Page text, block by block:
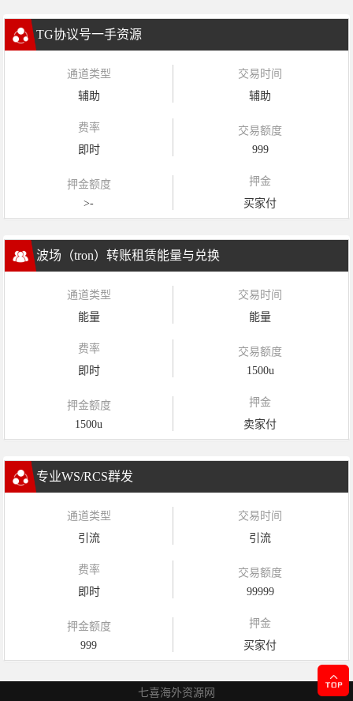
TG协议号一手资源
通道类型
辅助
交易时间
辅助
费率
即时
交易额度
999
押金额度
>-
押金
买家付
波场（tron）转账租赁能量与兑换
通道类型
能量
交易时间
能量
费率
即时
交易额度
1500u
押金额度
1500u
押金
卖家付
专业WS/RCS群发
通道类型
引流
交易时间
引流
费率
即时
交易额度
99999
押金额度
999
押金
买家付
七喜海外资源网